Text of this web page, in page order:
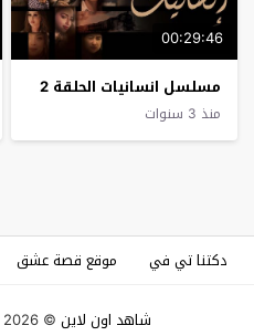
00:29:46
مسلسل انسانيات الحلقة 2
منذ 3 سنوات
دكتنا تي في موقع قصة عشق
شاهد اون لاين © 2026 جميع الحقوق محفوظة.